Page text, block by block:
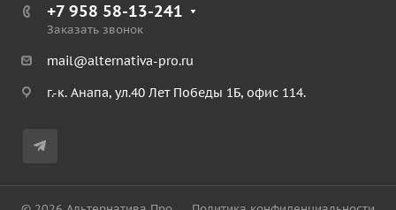
+7 958 58-13-241
Заказать звонок
mail@alternativa-pro.ru
г.-к. Анапа, ул.40 Лет Победы 1Б, офис 114.